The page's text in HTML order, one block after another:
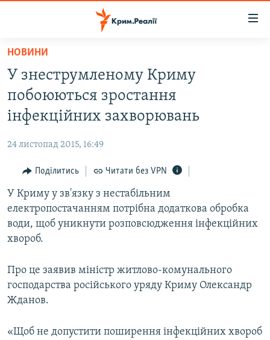
Перейти
основного
матеріалу
Перейти
до
основної
Перейти
пошуку
ВОДА.КРИМ
ВІДЕО ТА ФОТО
БЛОГИ
ПОГЛЯД
ІНТЕРВ'Ю
ВСЕ ЗА ДЕНЬ
СПЕЦПРОЕКТИ
ВІДЕОУРОКИ «ELIFBE»
СВІДЧЕННЯ ОКУПАЦІЇ
УКРАЇНСЬКА ПРОБЛЕМА КРИМУ
Русский
НОВИНИ
У знеструмленому Криму
побоюються зростання
інфекційних захворювань
24 листопад 2015, 16:49
Поділитись Читати без VPN
У Криму у зв'язку з нестабільним
електропостачанням потрібна додаткова обробка
води, щоб уникнути розповсюдження інфекційних
хвороб.
Про це заявив міністр житлово-комунального
господарства російського уряду Криму Олександр
Жданов.
«Щоб не допустити поширення інфекційних хвороб